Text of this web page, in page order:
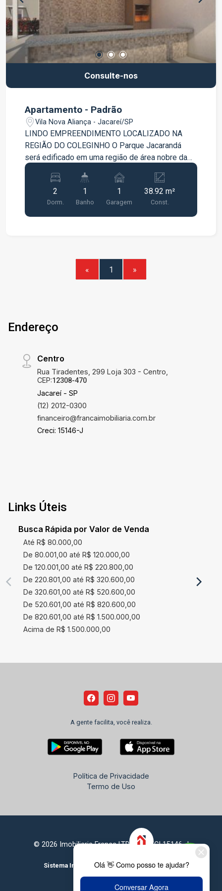
Consulte-nos
Apartamento - Padrão
Vila Nova Aliança - Jacareí/SP
LINDO EMPREENDIMENTO LOCALIZADO NA
REGIÃO DO COLEGINHO O Parque Jacarandá
será edificado em uma região de área nobre da
cidade de Jacareí. A região conta com diversas
vias de acesso, como a Rodovia Nilo Máximo,
Rua Barão de Jacareí, Avenida José Teodoro de
Siqueira e Avenida São Jorge. Tudo pensado
especialmente para você e sua família! Do
Bicicletário; * Salão de festas; * Playground;
2
Dorm.
1
Banho
1
Garagem
38.92 m²
Const.
« 1 »
Endereço
Centro
Rua Tiradentes, 299 Loja 303 - Centro,
CEP:12308-470
Jacareí - SP
(12) 2012-0300
financeiro@francaimobiliaria.com.br
Creci: 15146-J
Links Úteis
Busca Rápida por Valor de Venda
Até R$ 80.000,00
De 80.001,00 até R$ 120.000,00
De 120.001,00 até R$ 220.800,00
De 220.801,00 até R$ 320.600,00
De 320.601,00 até R$ 520.600,00
De 520.601,00 até R$ 820.600,00
De 820.601,00 até R$ 1.500.000,00
Acima de R$ 1.500.000,00
A gente facilita, você realiza.
Política de Privacidade
Termo de Uso
© 2026 Imobiliaria França LTDA - CRECI 15146-J
Sistema Imobiliário Feito com porKUROLE